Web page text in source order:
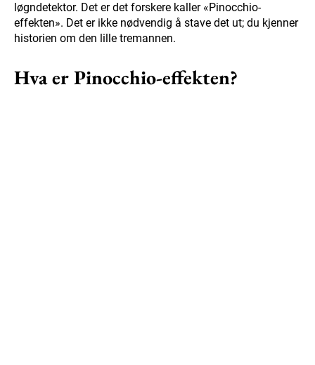
løgndetektor. Det er det forskere kaller «Pinocchio-
effekten». Det er ikke nødvendig å stave det ut; du kjenner
historien om den lille tremannen.
Hva er Pinocchio-effekten?